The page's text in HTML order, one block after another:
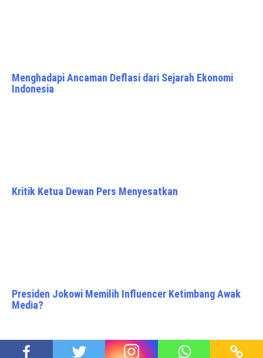
Menghadapi Ancaman Deflasi dari Sejarah Ekonomi
Indonesia
Kritik Ketua Dewan Pers Menyesatkan
Presiden Jokowi Memilih Influencer Ketimbang Awak
Media?